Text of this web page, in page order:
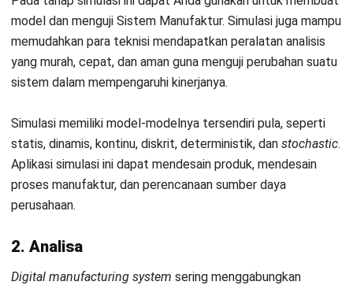
menambahkan bahan dan nilai pada proses produksi barang
manufaktur. Salah satu metode manufaktur aditif tersebut
adalah 3Dprinting.
Sehingga, manufaktur aditif ini bermanfaat pada kecepatan
Sistem Manufaktur
dalam membuat prototipe dan
penyesuaian desain, serta memudahkan Anda dalam
mengkostumisasi produk.
Manfaat lainnya, yaitu bahan-bahan yang perusahaan Anda
gunakan dapat Anda manfaatkan secara penuh, bahkan bisa
Anda gunakan kembali apabila terdapat sisa.
6. Digital Thread and Twins